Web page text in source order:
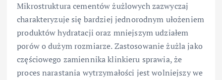
Mikrostruktura cementów żużlowych zazwyczaj
charakteryzuje się bardziej jednorodnym ułożeniem
produktów hydratacji oraz mniejszym udziałem
porów o dużym rozmiarze. Zastosowanie żużla jako
częściowego zamiennika klinkieru sprawia, że
proces narastania wytrzymałości jest wolniejszy we